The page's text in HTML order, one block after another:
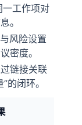
工作项对
。
风险设置
密度。
链接关联
闭环。